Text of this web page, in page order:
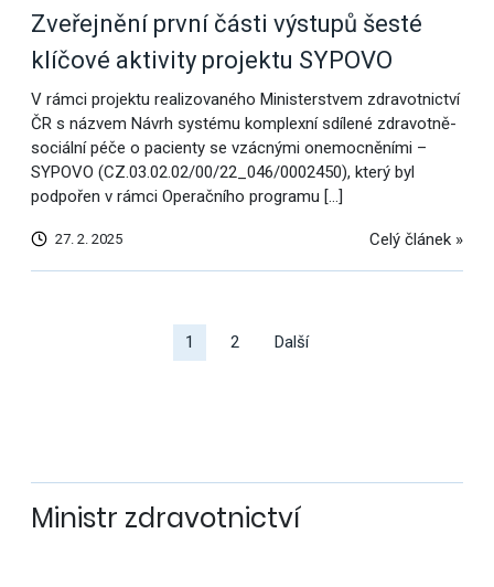
Zveřejnění první části výstupů šesté
klíčové aktivity projektu SYPOVO
V rámci projektu realizovaného Ministerstvem zdravotnictví
ČR s názvem Návrh systému komplexní sdílené zdravotně-
sociální péče o pacienty se vzácnými onemocněními –
SYPOVO (CZ.03.02.02/00/22_046/0002450), který byl
podpořen v rámci Operačního programu […]
27. 2. 2025 Celý článek »
1 2 Další
Ministr zdravotnictví